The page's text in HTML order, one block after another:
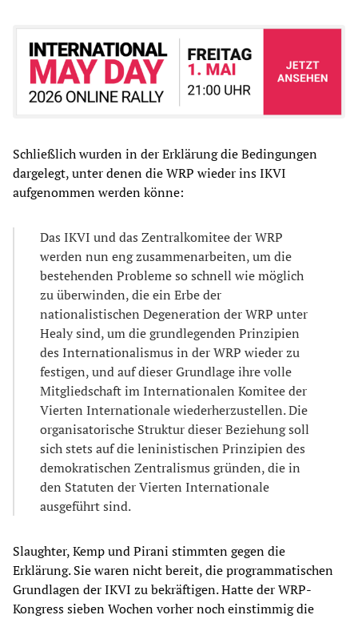
Schließlich wurden in der Erklärung die Bedingungen
dargelegt, unter denen die WRP wieder ins IKVI
aufgenommen werden könne:
Das IKVI und das Zentralkomitee der WRP
werden nun eng zusammenarbeiten, um die
bestehenden Probleme so schnell wie möglich
zu überwinden, die ein Erbe der
nationalistischen Degeneration der WRP unter
Healy sind, um die grundlegenden Prinzipien
des Internationalismus in der WRP wieder zu
festigen, und auf dieser Grundlage ihre volle
Mitgliedschaft im Internationalen Komitee der
Vierten Internationale wiederherzustellen. Die
organisatorische Struktur dieser Beziehung soll
sich stets auf die leninistischen Prinzipien des
demokratischen Zentralismus gründen, die in
den Statuten der Vierten Internationale
ausgeführt sind.
Slaughter, Kemp und Pirani stimmten gegen die
Erklärung. Sie waren nicht bereit, die programmatischen
Grundlagen der IKVI zu bekräftigen. Hatte der WRP-
Kongress sieben Wochen vorher noch einstimmig die